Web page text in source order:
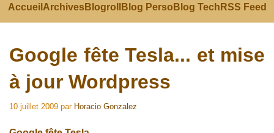
Accueil ArchivesBlogroll Blog Perso Blog Tech RSS Feed
Google fête Tesla... et mise
à jour Wordpress
10 juillet 2009 par Horacio Gonzalez